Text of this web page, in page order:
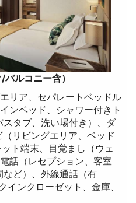
ルコニー含）
リア、セパレートベッドル
ンベッド、シャワー付きト
タブ、洗い場付き）、ダ
リビングエリア、ベッド
ト端末、目覚まし（ウェ
話（レセプション、客室
ど）、外線通話（有
ンクローゼット、金庫、